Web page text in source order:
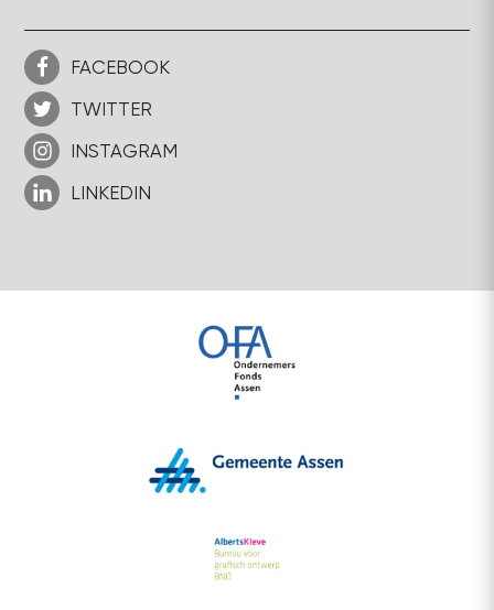
FACEBOOK
TWITTER
INSTAGRAM
LINKEDIN